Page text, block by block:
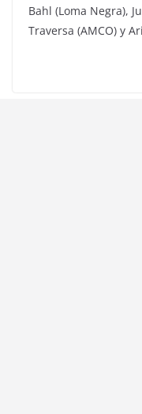
Bahl (Loma Negra),
Traversa (AMCO) y